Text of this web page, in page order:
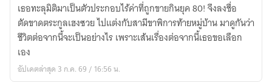
มา
เป็น
ตัวประกอบ
ที่
ถูก
เธอทะลุมิติมาเป็นตัวประกอบไร้ค่าที่ถูกขายกินยุค 80! จึงลงชื่อ
ตัดขาดตระกูลเฮงซวย ไปแต่งกับสามีขาพิการท้ายหมู่บ้าน มาดูกันว่า
ชีวิตต่อจากนี้จะเป็นอย่างไร เพราะเส้นเรื่องต่อจากนี้เธอขอเลือก
เอง
อัปเดตล่าสุด 3 ก.ค. 69 / 16:56 น.